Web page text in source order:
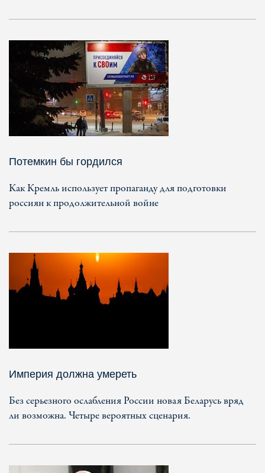
Потемкин бы гордился
Как Кремль использует пропаганду для подготовки
россиян к продолжительной войне
Империя должна умереть
Без серьезного ослабления России новая Беларусь вряд
ли возможна. Четыре вероятных сценария.